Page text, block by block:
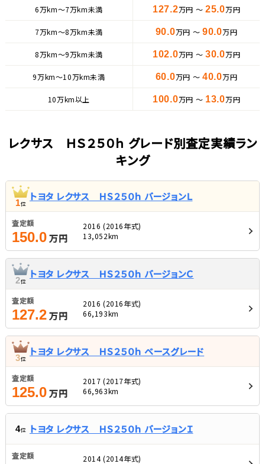
6万km〜7万km未満 127.2万円 ～ 25.0万円
7万km〜8万km未満 90.0万円 ～ 90.0万円
8万km〜9万km未満 102.0万円 ～ 30.0万円
9万km〜10万km未満 60.0万円 ～ 40.0万円
10万km以上 100.0万円 ～ 13.0万円
レクサス ＨＳ２５０ｈ グレード別査定実績ラン
キング
1位
トヨタ レクサス ＨＳ２５０ｈ バージョンＬ
査定額
150.0万円
2016 (2016年式)
13,052km
2位
トヨタ レクサス ＨＳ２５０ｈ バージョンＣ
査定額
127.2万円
2016 (2016年式)
66,193km
3位
トヨタ レクサス ＨＳ２５０ｈ ベースグレード
査定額
125.0万円
2017 (2017年式)
66,963km
4位 トヨタ レクサス ＨＳ２５０ｈ バージョンＩ
査定額
2014 (2014年式)